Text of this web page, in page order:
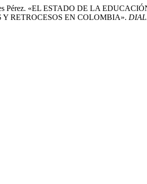
Pérez. «EL ESTADO DE LA
RETROCESOS EN COLOMBIA».